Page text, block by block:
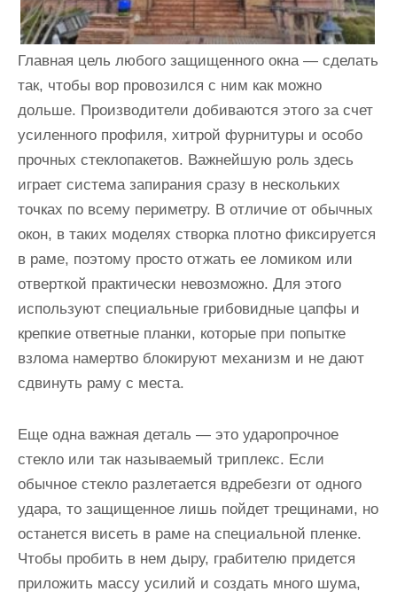
Главная цель любого защищенного окна — сделать
так, чтобы вор провозился с ним как можно
дольше. Производители добиваются этого за счет
усиленного профиля, хитрой фурнитуры и особо
прочных стеклопакетов. Важнейшую роль здесь
играет система запирания сразу в нескольких
точках по всему периметру. В отличие от обычных
окон, в таких моделях створка плотно фиксируется
в раме, поэтому просто отжать ее ломиком или
отверткой практически невозможно. Для этого
используют специальные грибовидные цапфы и
крепкие ответные планки, которые при попытке
взлома намертво блокируют механизм и не дают
сдвинуть раму с места.
Еще одна важная деталь — это ударопрочное
стекло или так называемый триплекс. Если
обычное стекло разлетается вдребезги от одного
удара, то защищенное лишь пойдет трещинами, но
останется висеть в раме на специальной пленке.
Чтобы пробить в нем дыру, грабителю придется
приложить массу усилий и создать много шума,